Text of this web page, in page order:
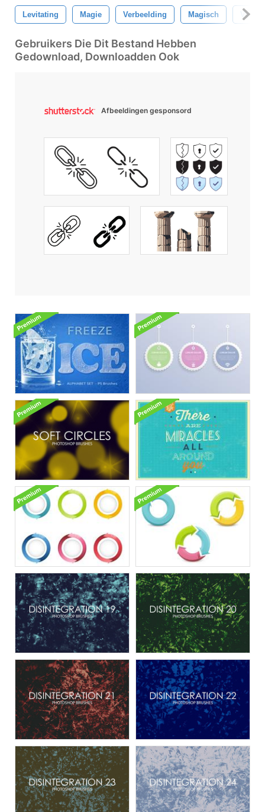
Levitating Magie Verbeelding Magisch
Gebruikers Die Dit Bestand Hebben
Gedownload, Downloadden Ook
Afbeeldingen gesponsord